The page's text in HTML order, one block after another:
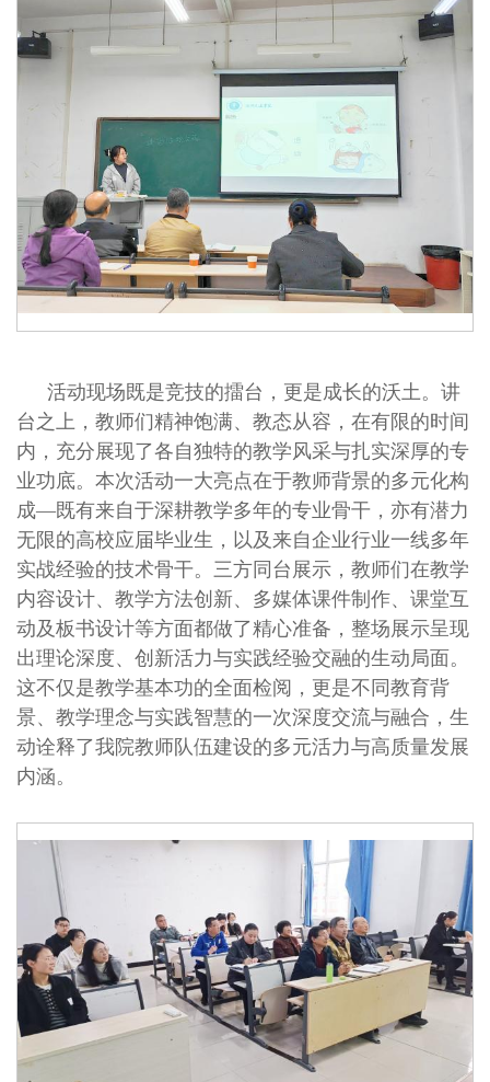
活动现场既是竞技的擂台，更是成长的沃土。讲
台之上，教师们精神饱满、教态从容，在有限的时间
内，充分展现了各自独特的教学风采与扎实深厚的专
业功底。本次活动一大亮点在于教师背景的多元化构
成—既有来自于深耕教学多年的专业骨干，亦有潜力
无限的高校应届毕业生，以及来自企业行业一线多年
实战经验的技术骨干。三方同台展示，教师们在教学
内容设计、教学方法创新、多媒体课件制作、课堂互
动及板书设计等方面都做了精心准备，整场展示呈现
出理论深度、创新活力与实践经验交融的生动局面。
这不仅是教学基本功的全面检阅，更是不同教育背
景、教学理念与实践智慧的一次深度交流与融合，生
动诠释了我院教师队伍建设的多元活力与高质量发展
内涵。